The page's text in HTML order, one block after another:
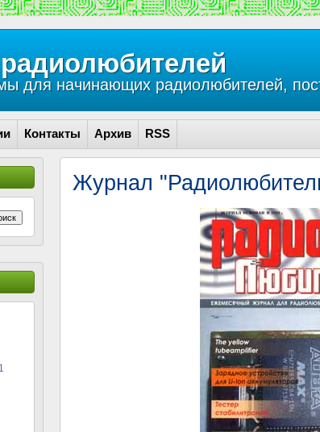
для начинающих радиолюбителей,
Контакты Архив RSS
Журнал